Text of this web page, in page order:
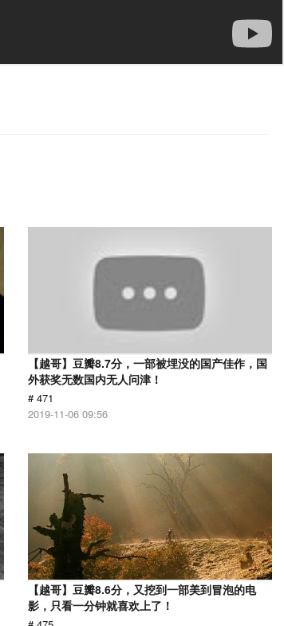
【越哥】豆瓣8.7分，一部被埋没的国产佳作，国
外获奖无数国内无人问津！
# 471
2019-11-06 09:56
【越哥】豆瓣8.6分，又挖到一部美到冒泡的电
影，只看一分钟就喜欢上了！